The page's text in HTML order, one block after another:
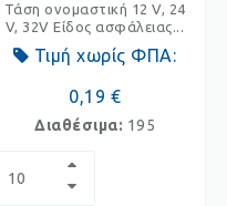
Τάση ονομαστική 12 V, 24
V, 32V Είδος ασφάλειας...
Τιμή χωρίς ΦΠΑ:
0,19 €
Διαθέσιμα: 195